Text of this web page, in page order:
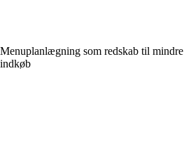
Menuplanlægning som redskab til
indkøb